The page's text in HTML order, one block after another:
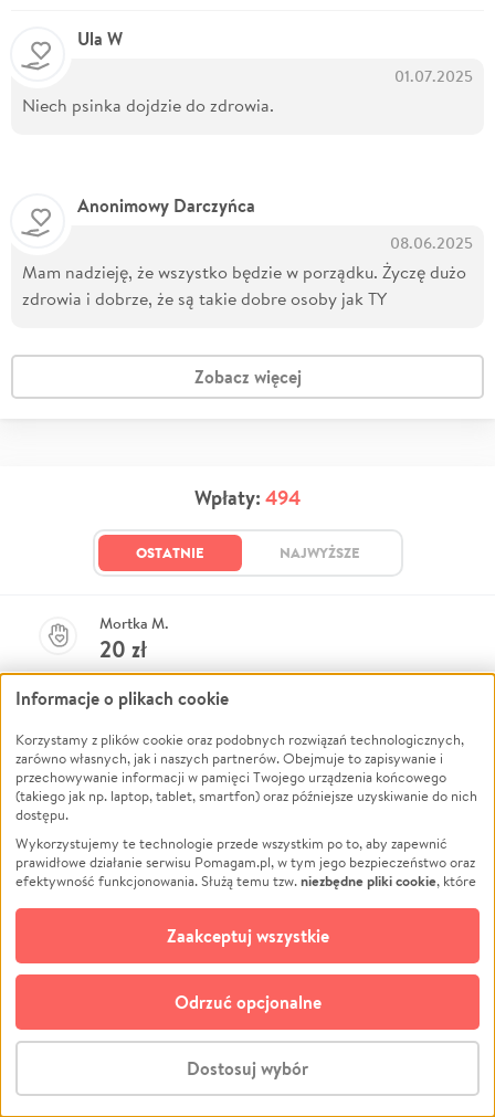
Ula W
01.07.2025
Niech psinka dojdzie do zdrowia.
Anonimowy Darczyńca
08.06.2025
Mam nadzieję, że wszystko będzie w porządku. Życzę dużo
zdrowia i dobrze, że są takie dobre osoby jak TY
Zobacz więcej
Wpłaty: 494
OSTATNIE NAJWYŻSZE
Mortka M.
20 zł
Anonimowy Darczyńca
20zł
Dołącz do listy
Anonimowy Darczyńca
zł
Zobacz więcej
Zbiórka zakończona
Stwórz zbiórkę - za darmo
Informacje o plikach cookie
Korzystamy z plików cookie oraz podobnych rozwiązań technologicznych,
zarówno własnych, jak i naszych partnerów. Obejmuje to zapisywanie i
przechowywanie informacji w pamięci Twojego urządzenia końcowego
(takiego jak np. laptop, tablet, smartfon) oraz późniejsze uzyskiwanie do nich
dostępu.
Wykorzystujemy te technologie przede wszystkim po to, aby zapewnić
prawidłowe działanie serwisu Pomagam.pl, w tym jego bezpieczeństwo oraz
efektywność funkcjonowania. Służą temu tzw.niezbędne pliki cookie, które
opcjonalnych plików cookie
technologii do celów analitycznych i retargetingowych. Możesz wyrazić
zgodę na ich stosowanie lub jej odmówić. W dowolnym momencie masz
możliwość zmiany swoich preferencji na stronie „Zarządzaj zgodami cookie”,
do której link znajdziesz w stopce serwisu Pomagam.pl. Opcjonalne pliki
cookie wykorzystywane są w następujących celach:
działanie serwisu Pomagam.pl. Dzięki nim możemy zrozumieć, jak
użytkownicy korzystają z naszego serwisu – skąd trafiają do serwisu, jak
Dostosuj wybór
Odrzuć opcjonalne
Zaakceptuj wszystkie